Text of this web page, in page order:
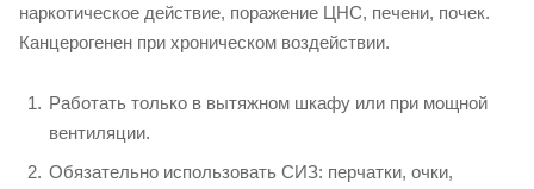
наркотическое действие, поражение ЦНС, печени, почек.
Канцерогенен при хроническом воздействии.
Работать только в вытяжном шкафу или при мощной
вентиляции.
Обязательно использовать СИЗ: перчатки, очки,